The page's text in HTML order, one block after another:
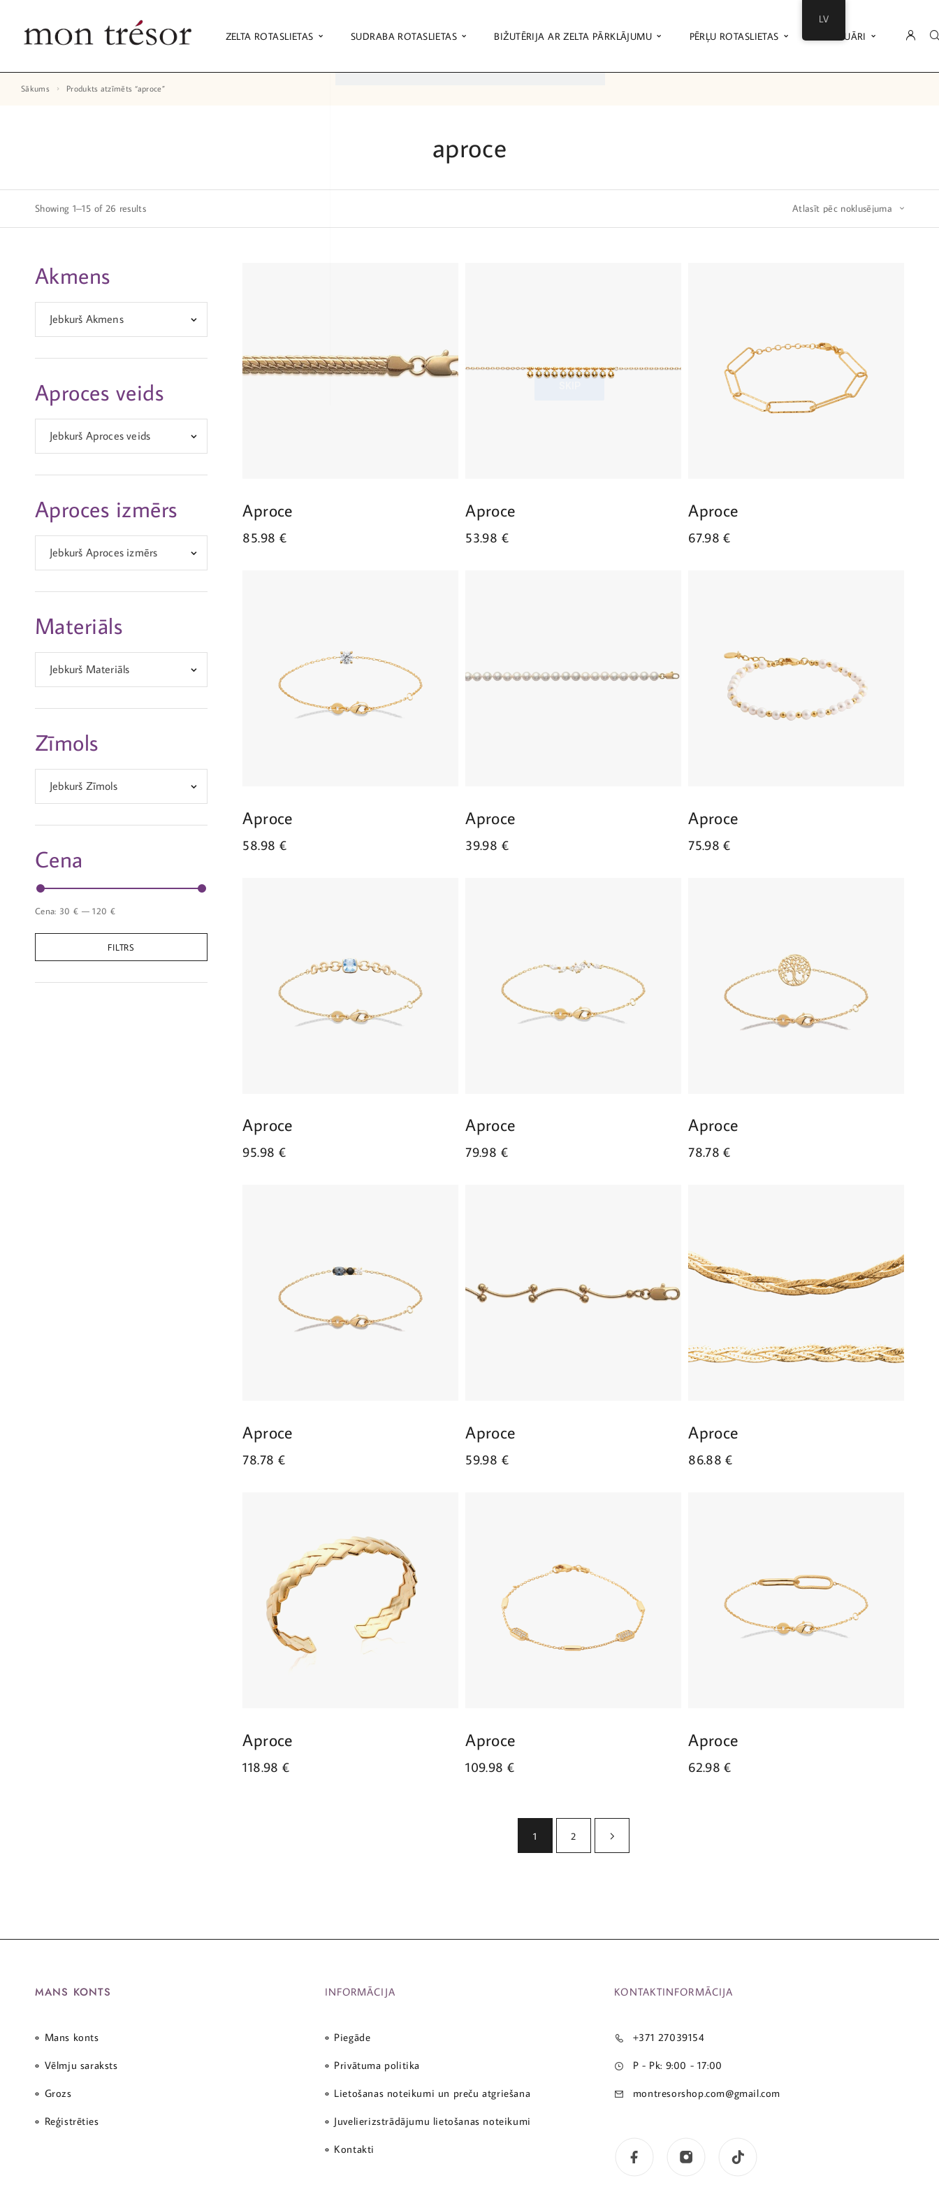
ZELTA ROTASLIETAS SUDRABA ROTASLIETAS BIŽUTĒRIJA AR ZELTA PĀRKLĀJUMU PĒRĻU ROTASLIETAS AKSESUĀRI
Sākums Produkts atzīmēts “aproce”
aproce
Showing 1–15 of 26 results
Akmens
Jebkurš Akmens
Aproces veids
Jebkurš Aproces veids
Aproces izmērs
Jebkurš Aproces izmērs
Materiāls
Jebkurš Materiāls
Zīmols
Jebkurš Zīmols
Cena
FILTRS
Cena: 30 € —120 €
Aproce
85.98 €
Aproce
53.98 €
Aproce
67.98€
Aproce
58.98 €
Aproce
39.98 €
Aproce
75.98€
Aproce
95.98 €
Aproce
79.98 €
Aproce
78.78€
Aproce
78.78 €
Aproce
59.98 €
Aproce
86.88€
Aproce
118.98€
Aproce
109.98 €
Aproce
62.98€
1 2
MANS KONTS
Mans konts
Vēlmju saraksts
Grozs
Reģistrēties
INFORMĀCIJA
Piegāde
Privātuma politika
Lietošanas noteikumi un preču atgriešana
Juvelierizstrādājumu lietošanas noteikumi
Kontakti
KONTAKTINFORMĀCIJA
+371 27039154
P - Pk: 9:00 - 17:00
montresorshop.com@gmail.com
LV